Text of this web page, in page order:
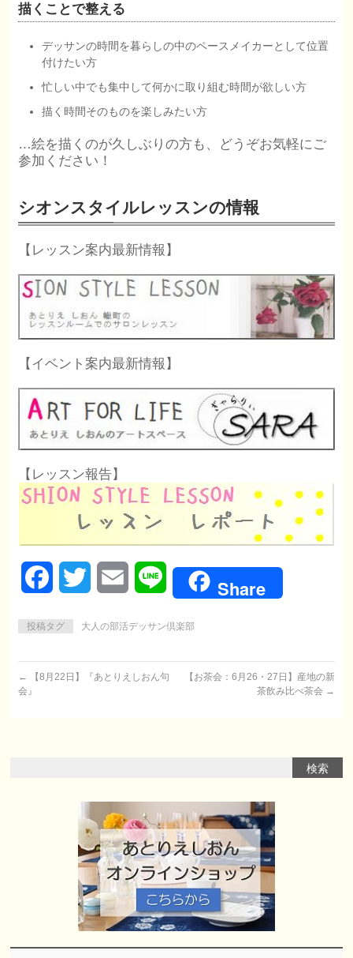
描くことで整える
デッサンの時間を暮らしの中のペースメイカーとして位置
付けたい方
忙しい中でも集中して何かに取り組む時間が欲しい方
描く時間そのものを楽しみたい方
…絵を描くのが久しぶりの方も、どうぞお気軽にご
参加ください！
シオンスタイルレッスンの情報
【レッスン案内最新情報】
【イベント案内最新情報】
【レッスン報告】
FacebookTwitter Email Line Share
投稿タグ 大人の部活デッサン倶楽部
←
【8月22日】『あとりえしおん句
会』
【お茶会：6月26・27日】産地の新
茶飲み比べ茶会 →